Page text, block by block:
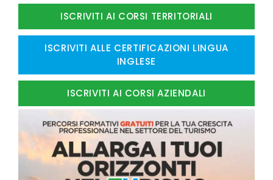
ISCRIVITI AI CORSI TERRITORIALI
ISCRIVITI ALLE CERTIFICAZIONI LINGUA
INGLESE
ISCRIVITI AI CORSI AZIENDALI